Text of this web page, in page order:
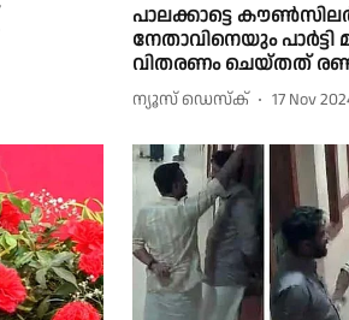
പാലക്കാട്ടെ
നേതാവിനെയും
വിതരണം ചെയ്തത്
ന്യൂസ് ഡെസ്ക് 17 Nov